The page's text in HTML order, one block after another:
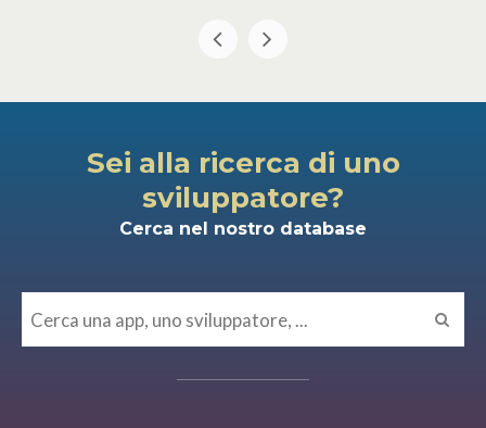
Sei alla ricerca di uno
sviluppatore?
Cerca nel nostro database